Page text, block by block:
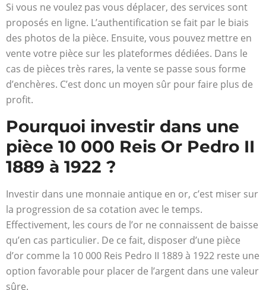
Si vous ne voulez pas vous déplacer, des services sont
proposés en ligne. L’authentification se fait par le biais
des photos de la pièce. Ensuite, vous pouvez mettre en
vente votre pièce sur les plateformes dédiées. Dans le
cas de pièces très rares, la vente se passe sous forme
d’enchères. C’est donc un moyen sûr pour faire plus de
profit.
Pourquoi investir dans une
pièce 10 000 Reis Or Pedro II
1889 à 1922 ?
Investir dans une monnaie antique en or, c’est miser sur
la progression de sa cotation avec le temps.
Effectivement, les cours de l’or ne connaissent de baisse
qu’en cas particulier. De ce fait, disposer d’une pièce
d’or comme la 10 000 Reis Pedro II 1889 à 1922 reste une
option favorable pour placer de l’argent dans une valeur
sûre.